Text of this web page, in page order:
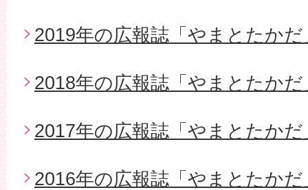
2019年の広報誌「やまとたかだ
2018年の広報誌「やまとたかだ
2017年の広報誌「やまとたかだ
2016年の広報誌「やまとたかだ